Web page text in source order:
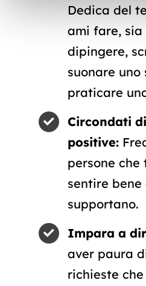
Dedica del
ami fare,
dipingere,
suonare
praticare
Circondati
positive:
persone che
sentire bene
supportano.
Impara a
aver paura
richieste